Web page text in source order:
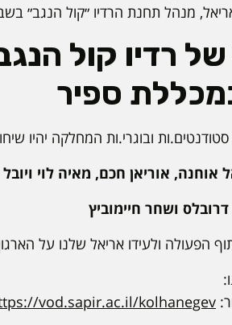
מנהל תחנת הרדיו ״קול הנגב״
של רדיו קול
ספיר
ובוגרי.ות המחלקה יהיו
הפעולה ולעידו אריאל שלנו על
vod.sapir.ac.il/kolhanegev/